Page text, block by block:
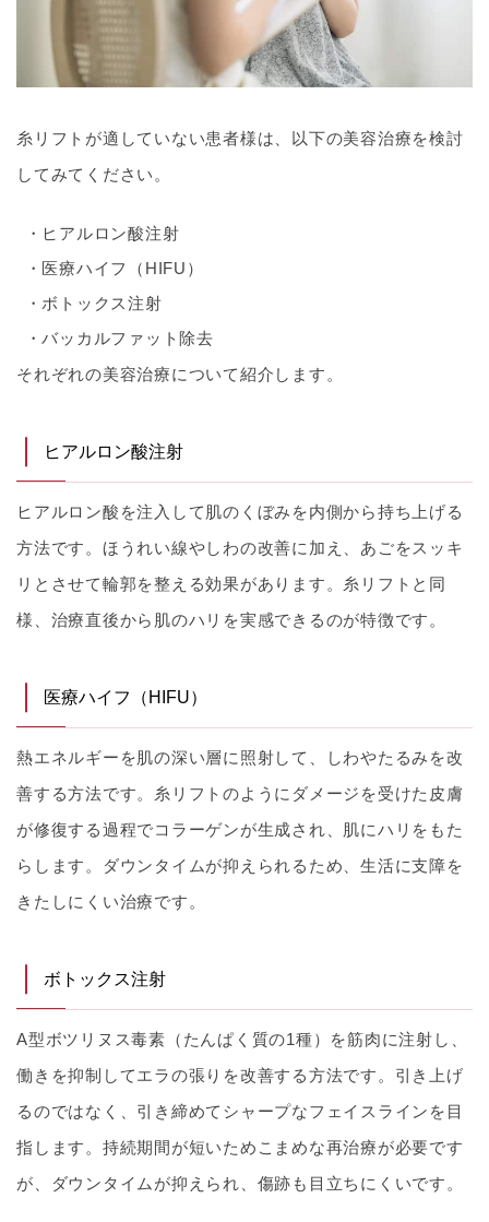
糸リフトが適していない患者様は、以下の美容治療を検討
してみてください。
ヒアルロン酸注射
医療ハイフ（HIFU）
ボトックス注射
バッカルファット除去
それぞれの美容治療について紹介します。
ヒアルロン酸注射
ヒアルロン酸を注入して肌のくぼみを内側から持ち上げる
方法です。ほうれい線やしわの改善に加え、あごをスッキ
リとさせて輪郭を整える効果があります。糸リフトと同
様、治療直後から肌のハリを実感できるのが特徴です。
医療ハイフ（HIFU）
熱エネルギーを肌の深い層に照射して、しわやたるみを改
善する方法です。糸リフトのようにダメージを受けた皮膚
が修復する過程でコラーゲンが生成され、肌にハリをもた
らします。ダウンタイムが抑えられるため、生活に支障を
きたしにくい治療です。
ボトックス注射
A型ボツリヌス毒素（たんぱく質の1種）を筋肉に注射し、
働きを抑制してエラの張りを改善する方法です。引き上げ
るのではなく、引き締めてシャープなフェイスラインを目
指します。持続期間が短いためこまめな再治療が必要です
が、ダウンタイムが抑えられ、傷跡も目立ちにくいです。